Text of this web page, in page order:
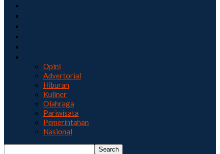
Opini
Advertorial
Hiburan
Kuliner
Olahraga
Pariwisata
Pemerintahan
Nasional